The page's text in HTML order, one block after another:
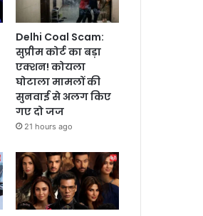
Delhi Coal Scam:
सुप्रीम कोर्ट का बड़ा
एक्शन! कोयला
घोटाला मामलों की
सुनवाई से अलग किए
गए दो जज
21 hours ago